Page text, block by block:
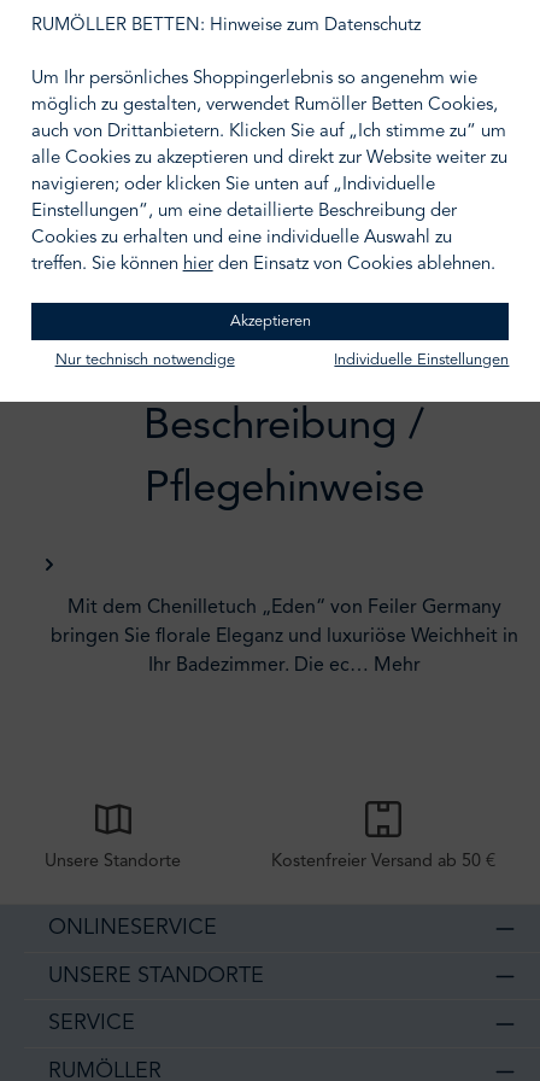
Größe wählenauswählen
IN DEN WARENKORB
Zum Merkzettel hinzufügen
Beschreibung /
Pflegehinweise
Mit dem Chenilletuch „Eden“ von Feiler Germany
bringen Sie florale Eleganz und luxuriöse Weichheit in
Ihr Badezimmer. Die ec… Mehr
Unsere Standorte Kostenfreier Versand ab 50 €
ONLINESERVICE
UNSERE STANDORTE
SERVICE
RUMÖLLER
RUMÖLLER BETTEN: Hinweise zum Datenschutz
Um Ihr persönliches Shoppingerlebnis so angenehm wie
möglich zu gestalten, verwendet Rumöller Betten Cookies,
auch von Drittanbietern. Klicken Sie auf „Ich stimme zu“ um
alle Cookies zu akzeptieren und direkt zur Website weiter zu
navigieren; oder klicken Sie unten auf „Individuelle
Einstellungen“, um eine detaillierte Beschreibung der
Cookies zu erhalten und eine individuelle Auswahl zu
treffen. Sie können hierden Einsatz von Cookies ablehnen.
Akzeptieren
Nur technisch notwendige Individuelle Einstellungen